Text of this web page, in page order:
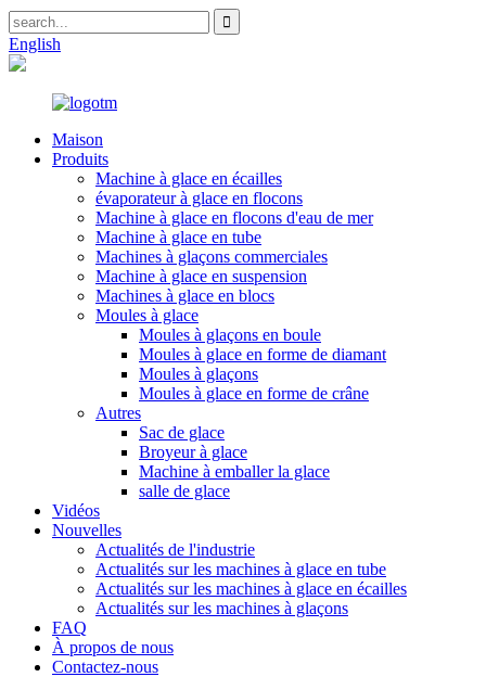
English
Maison
Produits
Machine à glace en écailles
évaporateur à glace en flocons
Machine à glace en flocons d'eau de mer
Machine à glace en tube
Machines à glaçons commerciales
Machine à glace en suspension
Machines à glace en blocs
Moules à glace
Moules à glaçons en boule
Moules à glace en forme de diamant
Moules à glaçons
Moules à glace en forme de crâne
Autres
Sac de glace
Broyeur à glace
Machine à emballer la glace
salle de glace
Vidéos
Nouvelles
Actualités de l'industrie
Actualités sur les machines à glace en tube
Actualités sur les machines à glace en écailles
Actualités sur les machines à glaçons
FAQ
À propos de nous
Contactez-nous